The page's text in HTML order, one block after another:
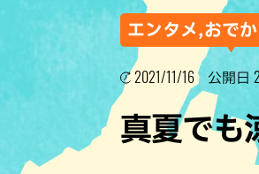
エンタメ,おで
2021/11/16 公開日
真夏でも